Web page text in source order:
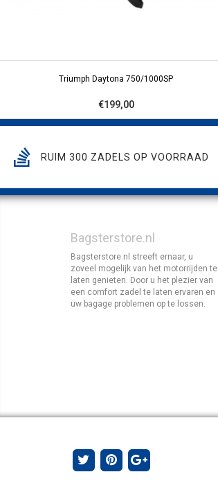
Triumph Daytona 750/1000SP
€199,00
RUIM 300 ZADELS OP VOORRAAD
Bagsterstore.nl
Bagsterstore.nl streeft ernaar, u
zoveel mogelijk van het motorrijden te
laten genieten. Door u het plezier van
een comfort zadel te laten ervaren en
uw bagage problemen op te lossen.